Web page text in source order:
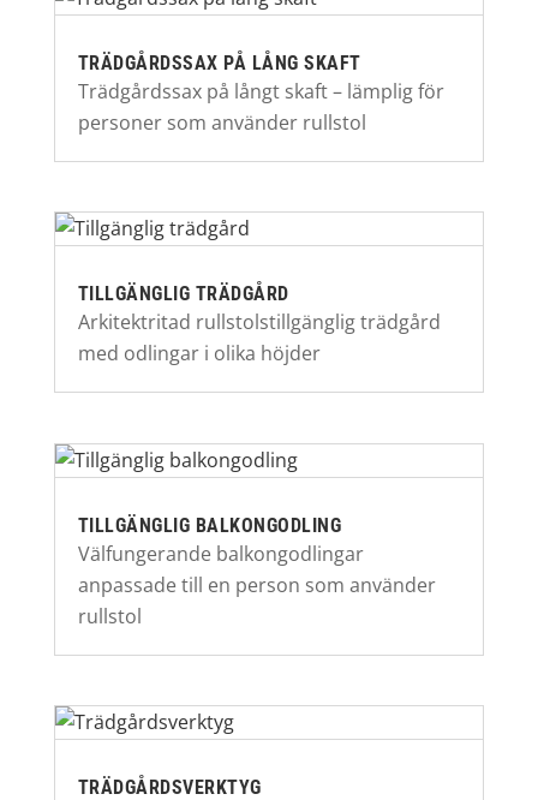
TRÄDGÅRDSSAX PÅ LÅNG SKAFT
Trädgårdssax på långt skaft – lämplig för
personer som använder rullstol
TILLGÄNGLIG TRÄDGÅRD
Arkitektritad rullstolstillgänglig trädgård
med odlingar i olika höjder
TILLGÄNGLIG BALKONGODLING
Välfungerande balkongodlingar
anpassade till en person som använder
rullstol
TRÄDGÅRDSVERKTYG